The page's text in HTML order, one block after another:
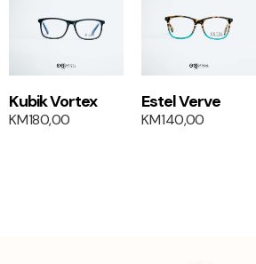
1+1
Kubik Vortex
KM180,00
Estel Verve
KM140,00